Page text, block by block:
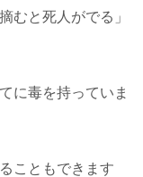
むと死人がでる」
に毒を持っていま
こともできます